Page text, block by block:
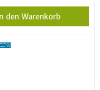
den Warenkorb